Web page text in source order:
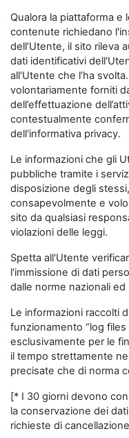
Qualora la piattaforma
contenute richiedano
dell’Utente, il sito rileva
dati identificativi
all'Utente che l’ha
volontariamente forniti
dell’effettuazione
contestualmente
dell'informativa privacy.
Le informazioni che gli
pubbliche tramite i
disposizione degli
consapevolmente e
sito da qualsiasi
violazioni delle leggi.
Spetta all'Utente
l'immissione di dati
dalle norme nazionali ed
Le informazioni raccolti
funzionamento “log
esclusivamente per le
il tempo strettamente
precisate che di norma
[* I 30 giorni devono
la conservazione dei
richieste di